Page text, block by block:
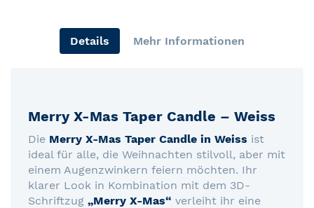
Details Mehr Informationen
Merry X-Mas Taper Candle – Weiss
Die Merry X-Mas Taper Candle in Weiss ist
ideal für alle, die Weihnachten stilvoll, aber mit
einem Augenzwinkern feiern möchten. Ihr
klarer Look in Kombination mit dem 3D-
Schriftzug „Merry X-Mas“ verleiht ihr eine